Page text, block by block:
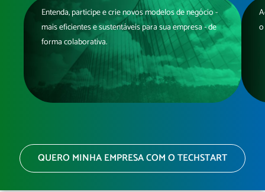
Entenda, participe e crie novos modelos de negócio -
mais eficientes e sustentáveis para sua empresa - de
forma colaborativa.
QUERO MINHA EMPRESA COM O TECHSTART